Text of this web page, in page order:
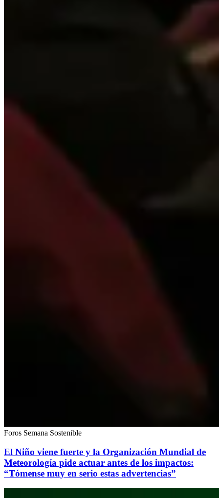
Foros Semana Sostenible
El Niño viene fuerte y la Organización Mundial de
Meteorología pide actuar antes de los impactos:
“Tómense muy en serio estas advertencias”